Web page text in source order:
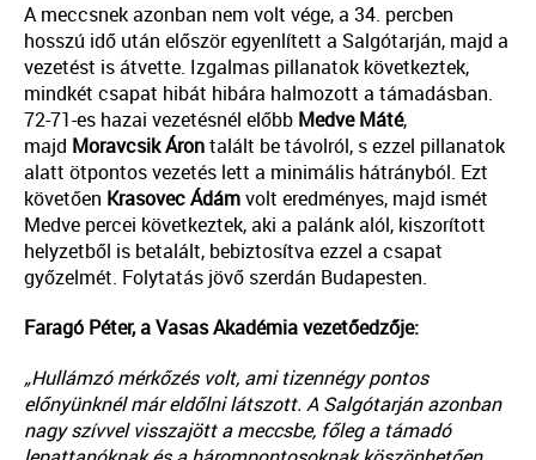
A meccsnek azonban nem volt vége, a 34. percben
hosszú idő után először egyenlített a Salgótarján, majd a
vezetést is átvette. Izgalmas pillanatok következtek,
mindkét csapat hibát hibára halmozott a támadásban.
72-71-es hazai vezetésnél előbb Medve Máté,
majd Moravcsik Árontalált be távolról, s ezzel pillanatok
alatt ötpontos vezetés lett a minimális hátrányból. Ezt
követően Krasovec Ádámvolt eredményes, majd ismét
Medve percei következtek, aki a palánk alól, kiszorított
helyzetből is betalált, bebiztosítva ezzel a csapat
győzelmét. Folytatás jövő szerdán Budapesten.
Faragó Péter, a Vasas Akadémia vezetőedzője:
„Hullámzó mérkőzés volt, ami tizennégy pontos
előnyünknél már eldőlni látszott. A Salgótarján azonban
nagy szívvel visszajött a meccsbe, főleg a támadó